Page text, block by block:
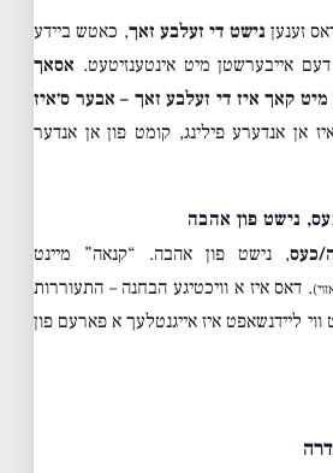
זענען נישט די זעלבע זאך, כאטש ביידע
דעם אייבערשטן מיט אינטענזיטעט. אסאך
קאך איז די זעלבע זאך – אבער ס׳איז
אן אנדערע פילינג, קומט פון אן אנדער
כעס, נישט פון אהבה. “קנאה” מיינט
. דאס איז א וויכטיגע הבחנה – התעוררות
ווי ליידנשאפט איז אייגנטלעך א פארעם פון